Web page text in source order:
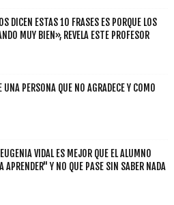
DICEN ESTAS 10 FRASES ES PORQUE LOS
MUY BIEN», REVELA ESTE PROFESOR
UNA PERSONA QUE NO AGRADECE Y COMO
VIDAL ES MEJOR QUE EL ALUMNO
APRENDER" Y NO QUE PASE SIN SABER NADA